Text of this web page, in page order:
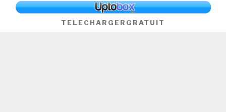
TELECHARGER GRATUIT